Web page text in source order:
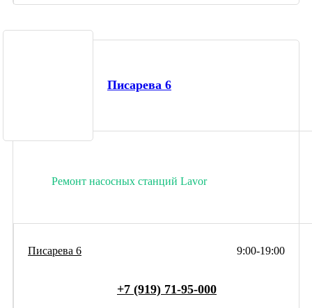
Писарева 6
Ремонт насосных станций Lavor
9:00-19:00
Писарева 6
+7 (919) 71-95-000